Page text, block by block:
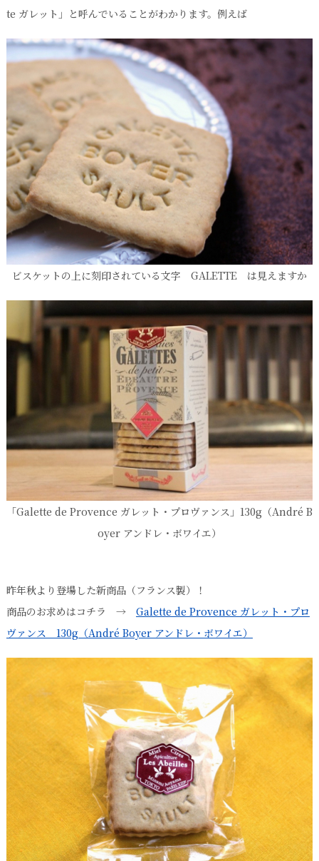
te ガレット」と呼んでいることがわかります。例えば
ビスケットの上に刻印されている文字 GALETTE は見えますか
「Galette de Provence ガレット・プロヴァンス」130g（André B
oyer アンドレ・ボワイエ）
昨年秋より登場した新商品（フランス製）！
商品のお求めはコチラ → Galette de Provence ガレット・プロ
ヴァンス 130g（André Boyer アンドレ・ボワイエ）